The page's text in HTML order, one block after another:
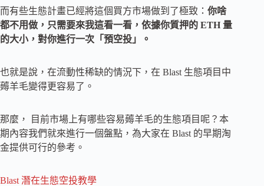
而有些生態計畫已經將這個買方市場做到了極致： 你啥
都不用做，只需要來我這看一看，依據你質押的 ETH 量
的大小，對你進行一次「預空投」。
也就是說，在流動性稀缺的情況下，在 Blast 生態項目中
薅羊毛變得更容易了。
那麼， 目前市場上有哪些容易薅羊毛的生態項目呢？本
期內容我們就來進行一個盤點，為大家在 Blast 的早期淘
金提供可行的參考。
Blast 潛在生態空投教學